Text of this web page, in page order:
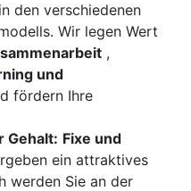
den verschiedenen
Wir legen Wert
,
und
fördern Ihre
Gehalt: Fixe und
ein attraktives
werden Sie an der